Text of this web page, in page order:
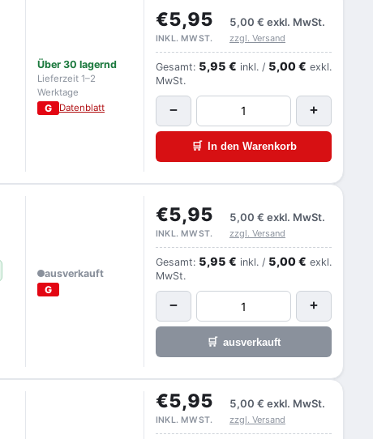
Über 30 lagernd
Lieferzeit 1–2
Werktage
G Datenblatt
€5,95 5,00 € exkl. MwSt.
INKL. MWST. zzgl. Versand
Gesamt: 5,95 € inkl. / 5,00 € exkl.
MwSt.
− +
🛒 In den Warenkorb
ausverkauft
G
€5,95 5,00 € exkl. MwSt.
INKL. MWST. zzgl. Versand
Gesamt: 5,95 € inkl. / 5,00 € exkl.
MwSt.
− +
🛒 ausverkauft
€5,95 5,00 € exkl. MwSt.
INKL. MWST. zzgl. Versand